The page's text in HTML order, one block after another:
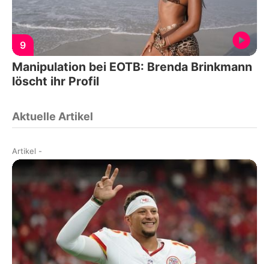
9
Manipulation bei EOTB: Brenda Brinkmann
löscht ihr Profil
Aktuelle Artikel
Artikel -